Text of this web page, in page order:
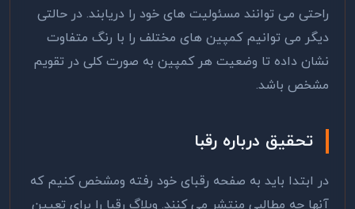
راحتی می توانند مسئولیت های خود را دریابند. در حالتی
دیگر می توانیم کمپین های مختلف را با رنگ متفاوت
نشان داده تا وضعیت هر کمپین به صورت کلی در تقویم
مشخص باشد.
تحقیق درباره رقبا
در ابتدا باید به صفحه رقبای خود رفته ومشخص کنیم که
آنها چه مطالبی منتشر می کنند. وبلاگ رقبا را برای تعیین